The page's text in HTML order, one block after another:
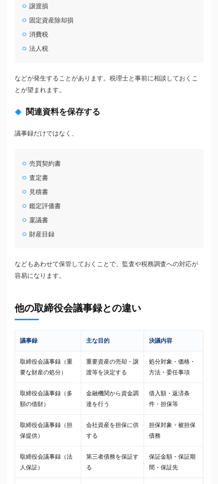
譲渡損
固定資産除却損
消費税
法人税
などが発生することがあります。税理士と事前に相談しておくこ
とが望まれます。
関連資料を保存する
議事録だけではなく、
売買契約書
査定書
見積書
鑑定評価書
稟議書
財産目録
などもあわせて保管しておくことで、監査や税務調査への対応が
容易になります。
他の取締役会議事録との違い
議事録 主な目的 決議内容
取締役会議事録（重
要な財産の処分）
重要資産の売却・譲
渡等を決定する
処分対象・価格・
方法・委任事項
取締役会議事録（多
額の借財）
金融機関から資金調
達を行う
借入額・返済条
件・担保等
取締役会議事録（担
保提供）
会社資産を担保に供
する
担保対象・被担保
債務
取締役会議事録（法
人保証）
第三者債務を保証す
る
保証金額・保証期
間・保証先